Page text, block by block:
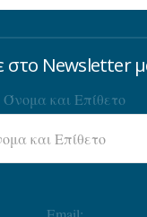
στο Newsletter
Όνομα και Επίθετο